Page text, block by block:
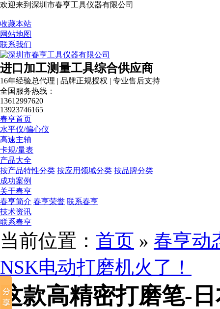
欢迎来到深圳市春亨工具仪器有限公司
收藏本站
网站地图
联系我们
进口加工测量工具综合供应商
16年经验总代理 | 品牌正规授权 | 专业售后支持
全国服务热线：
13612997620
13923746165
春亨首页
水平仪/偏心仪
高速主轴
卡规/量表
产品大全
按产品特性分类 按应用领域分类 按品牌分类
成功案例
关于春亨
春亨简介 春亨荣誉 联系春亨
技术资讯
联系春亨
当前位置： 首页 » 春亨动
NSK电动打磨机火了！
这款高精密打磨笔-